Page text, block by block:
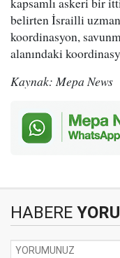
belirten İsrailli
koordinasyon,
alanındaki
Kaynak: Mepa News
HABERE